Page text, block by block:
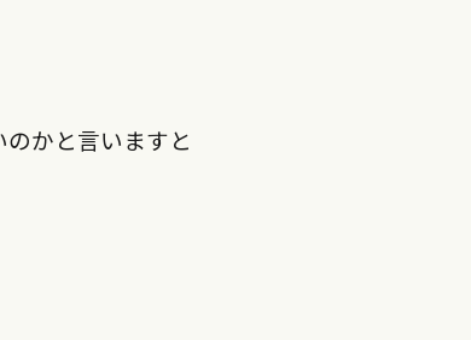
かと言いますと